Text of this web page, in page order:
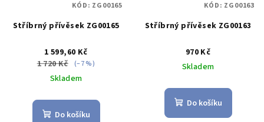
Stříbrný přívěsek ZG00165
1 599,60 Kč
1 720 Kč (–7 %)
Skladem
Do košíku
KÓD: ZG00165
Stříbrný přívěsek ZG00163
970 Kč
Skladem
Do košíku
KÓD: ZG00163